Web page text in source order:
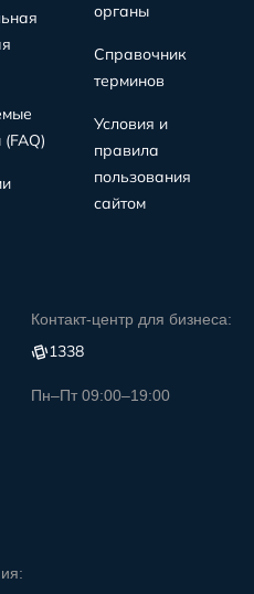
органы
Справочник
терминов
Условия и
правила
пользования
сайтом
Контакт-центр для бизнеса:
1338
Пн–Пт 09:00–19:00